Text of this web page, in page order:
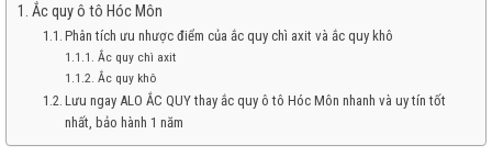
Ắc quy ô tô Hóc Môn
Phân tích ưu nhược điểm của ắc quy chì axit và ắc quy khô
Ắc quy chì axit
Ắc quy khô
Lưu ngay ALO ẮC QUY thay ắc quy ô tô Hóc Môn nhanh và uy tín tốt
nhất, bảo hành 1 năm